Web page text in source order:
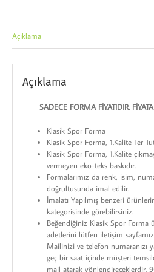
Açıklama
Açıklama
SADECE FORMA FİYATIDIR. FİYATA
Klasik Spor Forma
Klasik Spor Forma, 1.Kalite Ter
Klasik Spor Forma, 1.Kalite
vermeyen eko-teks baskıdır.
Formalarımız da renk, isim,
doğrultusunda imal edilir.
İmalatı Yapılmış benzeri
kategorisinde görebilirsiniz.
Beğendiğiniz Klasik Spor
adetlerini lütfen iletişim
Mailinizi ve telefon numaranızı
geç bir saat içinde müşteri
mail atarak yönlendireceklerdir.